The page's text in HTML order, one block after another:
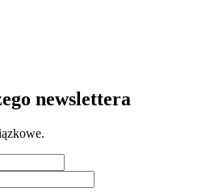
newslettera